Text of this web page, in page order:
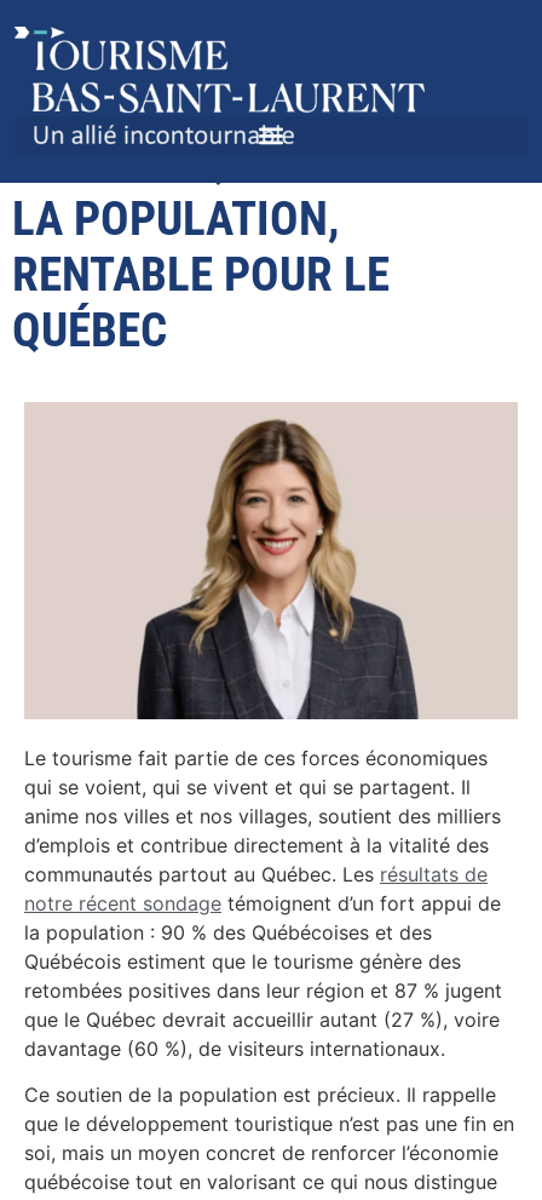
L’INDUSTRIE
TOURISTIQUE : AIMÉE DE
LA POPULATION,
RENTABLE POUR LE
QUÉBEC
Le tourisme fait partie de ces forces économiques
qui se voient, qui se vivent et qui se partagent. Il
anime nos villes et nos villages, soutient des milliers
d’emplois et contribue directement à la vitalité des
communautés partout au Québec. Les résultats de
notre récent sondage témoignent d’un fort appui de
la population : 90 % des Québécoises et des
Québécois estiment que le tourisme génère des
retombées positives dans leur région et 87 % jugent
que le Québec devrait accueillir autant (27 %), voire
davantage (60 %), de visiteurs internationaux.
Ce soutien de la population est précieux. Il rappelle
que le développement touristique n’est pas une fin en
soi, mais un moyen concret de renforcer l’économie
québécoise tout en valorisant ce qui nous distingue